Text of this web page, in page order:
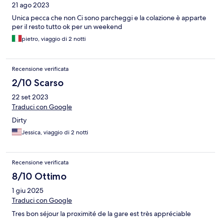
21 ago 2023
Unica pecca che non Ci sono parcheggi e la colazione è apparte
per il resto tutto ok per un weekend
pietro, viaggio di 2 notti
Recensione verificata
2/10 Scarso
22 set 2023
Traduci con Google
Dirty
Jessica, viaggio di 2 notti
Recensione verificata
8/10 Ottimo
1 giu 2025
Traduci con Google
Tres bon séjour la proximité de la gare est très appréciable